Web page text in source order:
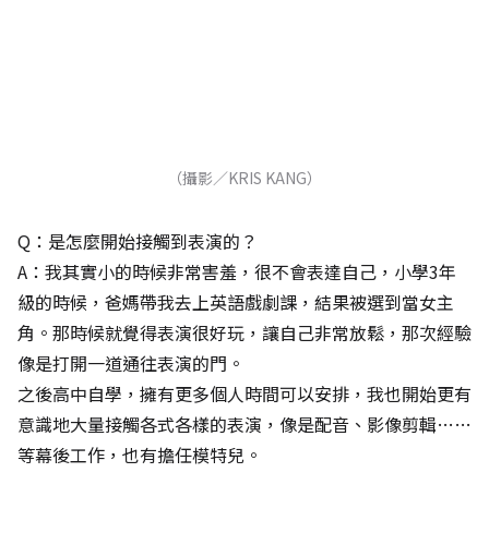
（攝影／KRIS KANG）
Q：是怎麼開始接觸到表演的？
A：我其實小的時候非常害羞，很不會表達自己，小學3年
級的時候，爸媽帶我去上英語戲劇課，結果被選到當女主
角。那時候就覺得表演很好玩，讓自己非常放鬆，那次經驗
像是打開一道通往表演的門。
之後高中自學，擁有更多個人時間可以安排，我也開始更有
意識地大量接觸各式各樣的表演，像是配音、影像剪輯……
等幕後工作，也有擔任模特兒。